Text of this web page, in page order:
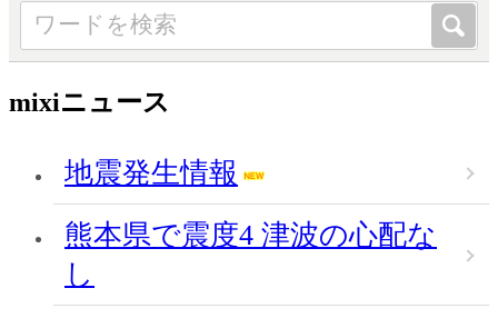
mixiニュース
地震発生情報
熊本県で震度4 津波の心配な
し